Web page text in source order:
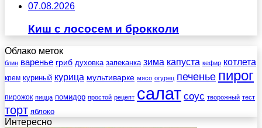
07.08.2026
Киш с лососем и брокколи
Облако меток
блин варенье гриб духовка запеканка зима капуста кефир котлета
крем куриный курица мультиварке мясо огурец печенье пирог
пирожок пицца помидор простой рецепт салат соус творожный тест
торт яблоко
Интересно